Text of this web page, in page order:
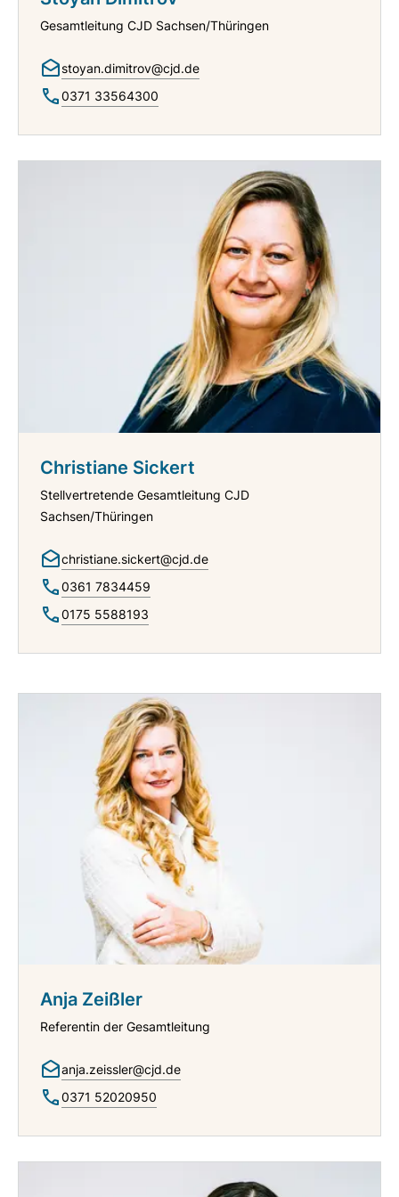
Gesamtleitung CJD Sachsen/Thüringen
stoyan.dimitrov@cjd.de
0371 33564300
Christiane Sickert
Stellvertretende Gesamtleitung CJD
Sachsen/Thüringen
christiane.sickert@cjd.de
0361 7834459
0175 5588193
Anja Zeißler
Referentin der Gesamtleitung
anja.zeissler@cjd.de
0371 52020950